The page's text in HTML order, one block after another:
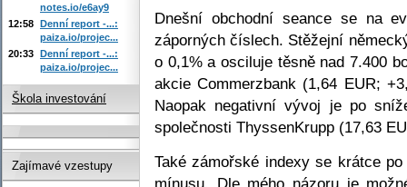
Dnešní obchodní seance se na
záporných číslech. Stěžejní
o 0,1% a osciluje těsně nad 7.400
akcie Commerzbank (1,64 EUR;
Naopak negativní vývoj je po
společnosti ThyssenKrupp (17,63
Také zámořské indexy se krátce
mínusu. Dle mého názoru je
notes.io/e6ay9
12:58 Denní report -...:
paiza.io/projec...
20:33 Denní report -...:
paiza.io/projec...
Škola investování
Zajímavé vzestupy